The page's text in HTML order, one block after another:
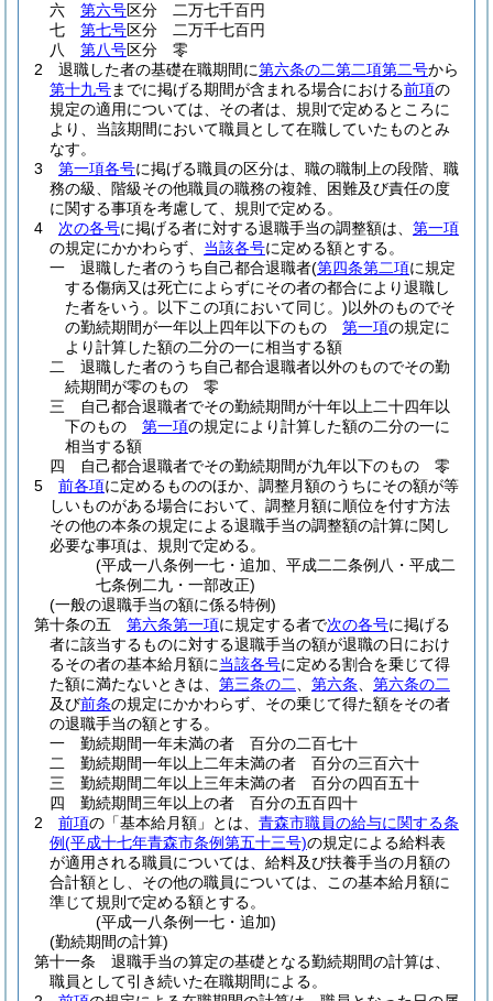
六
第六号区分 二万七千百円
七
第七号区分 二万千七百円
八
第八号区分 零
2
退職した者の基礎在職期間に第六条の二第二項第二号から
第十九号までに掲げる期間が含まれる場合における前項の
規定の適用については、その者は、規則で定めるところに
より、当該期間において職員として在職していたものとみ
なす。
3
第一項各号に掲げる職員の区分は、職の職制上の段階、職
務の級、階級その他職員の職務の複雑、困難及び責任の度
に関する事項を考慮して、規則で定める。
4
次の各号に掲げる者に対する退職手当の調整額は、 第一項
の規定にかかわらず、 当該各号に定める額とする。
一
退職した者のうち自己都合退職者(第四条第二項に規定
する傷病又は死亡によらずにその者の都合により退職し
た者をいう。以下この項において同じ。)以外のものでそ
の勤続期間が一年以上四年以下のもの 第一項の規定に
より計算した額の二分の一に相当する額
二
退職した者のうち自己都合退職者以外のものでその勤
続期間が零のもの 零
三
自己都合退職者でその勤続期間が十年以上二十四年以
下のもの 第一項の規定により計算した額の二分の一に
相当する額
四
自己都合退職者でその勤続期間が九年以下のもの 零
5
前各項に定めるもののほか、調整月額のうちにその額が等
しいものがある場合において、調整月額に順位を付す方法
その他の本条の規定による退職手当の調整額の計算に関し
必要な事項は、規則で定める。
(平成一八条例一七・追加、平成二二条例八・平成二
七条例二九・一部改正)
(一般の退職手当の額に係る特例)
第十条の五
第六条第一項に規定する者で次の各号に掲げる
者に該当するものに対する退職手当の額が退職の日におけ
るその者の基本給月額に当該各号に定める割合を乗じて得
た額に満たないときは、 第三条の二 第六条
第六条の二
及び前条の規定にかかわらず、その乗じて得た額をその者
の退職手当の額とする。
一
勤続期間一年未満の者 百分の二百七十
二
勤続期間一年以上二年未満の者 百分の三百六十
三
勤続期間二年以上三年未満の者 百分の四百五十
四
勤続期間三年以上の者 百分の五百四十
2
前項の「基本給月額」とは、 青森市職員の給与に関する条
例(平成十七年青森市条例第五十三号)の規定による給料表
が適用される職員については、給料及び扶養手当の月額の
合計額とし、その他の職員については、この基本給月額に
準じて規則で定める額とする。
(平成一八条例一七・追加)
(勤続期間の計算)
第十一条
退職手当の算定の基礎となる勤続期間の計算は、
職員として引き続いた在職期間による。